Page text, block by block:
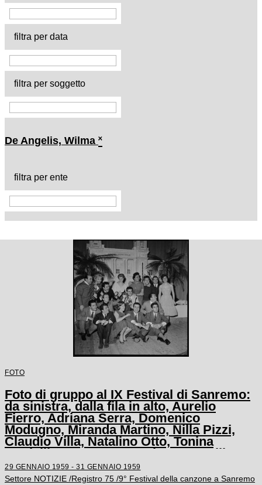
filtra per data
filtra per soggetto
De Angelis, Wilma ˟
filtra per ente
FOTO
Foto di gruppo al IX Festival di Sanremo:
da sinistra, dalla fila in alto, Aurelio
Fierro, Adriana Serra, Domenico
Modugno, Miranda Martino, Nilla Pizzi,
Claudio Villa, Natalino Otto, Tonina
Torrielli, Arturo Testa, Johnny Dorelli,
Anna D'Amico, Teddy Reno, Gino Latilla,
Achille Togliani, Betty Curtis, Enzo
29 GENNAIO 1959 - 31 GENNAIO 1959
Settore NOTIZIE /Registro 75 /9° Festival della canzone a Sanremo